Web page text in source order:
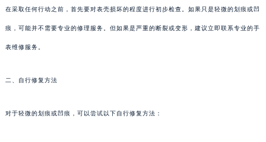
在采取任何行动之前，首先要对表壳损坏的程度进行初步检查。如果只是轻微的划痕或凹
痕，可能并不需要专业的修理服务。但如果是严重的断裂或变形，建议立即联系专业的手
表维修服务。
二、自行修复方法
对于轻微的划痕或凹痕，可以尝试以下自行修复方法：